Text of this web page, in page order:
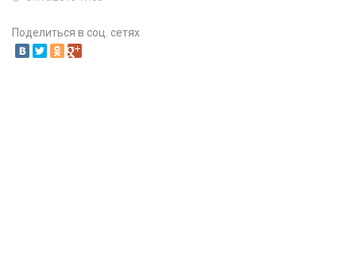
Поделиться в соц. сетях